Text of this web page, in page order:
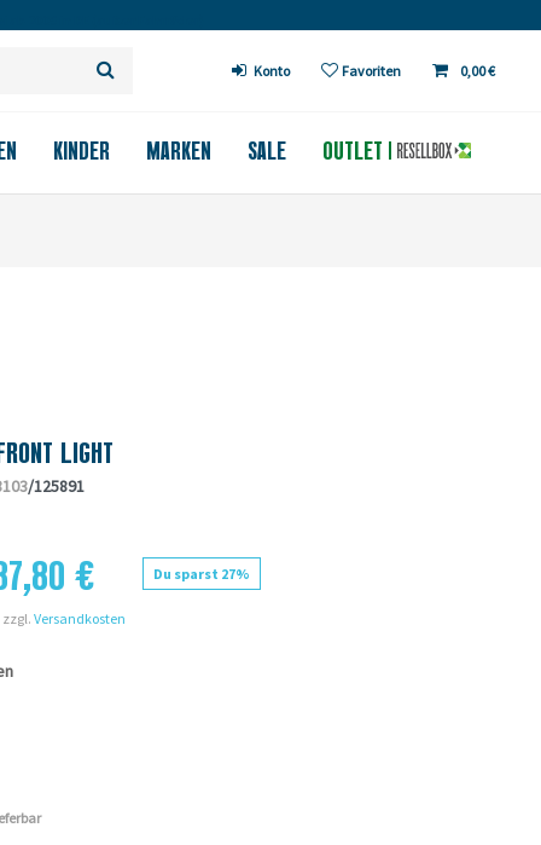
Konto Favoriten 0,00 €
KINDER MARKEN SALE OUTLET
LIGHT
/125891
€ Du sparst 27%
zzgl.Versandkosten